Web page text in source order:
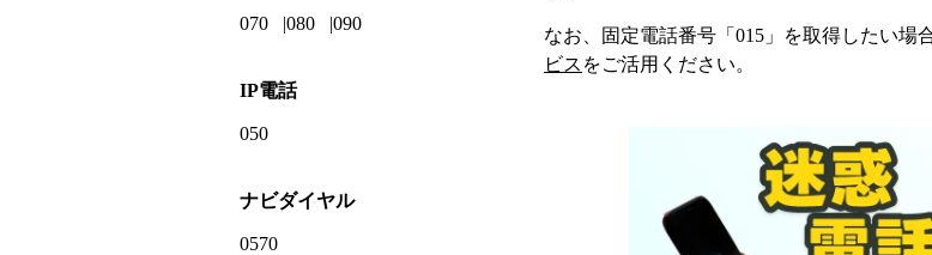
なお、固定電話番号「 015 」を取得したい場
ビス をご活用ください。
070 080 090
IP電話
050
ナビダイヤル
0570